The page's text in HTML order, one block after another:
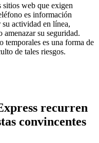
web que exigen
es información
actividad en línea,
su seguridad.
temporales es una forma de
de tales riesgos.
recurren
convincentes